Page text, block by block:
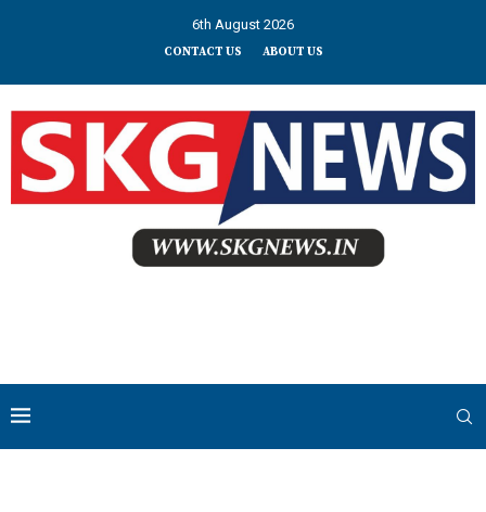
6th August 2026
CONTACT US ABOUT US